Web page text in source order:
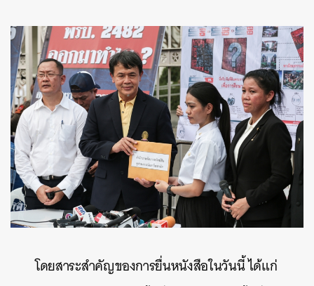
โดยสาระสำคัญของการยื่นหนังสือในวันนี้ ได้แก่